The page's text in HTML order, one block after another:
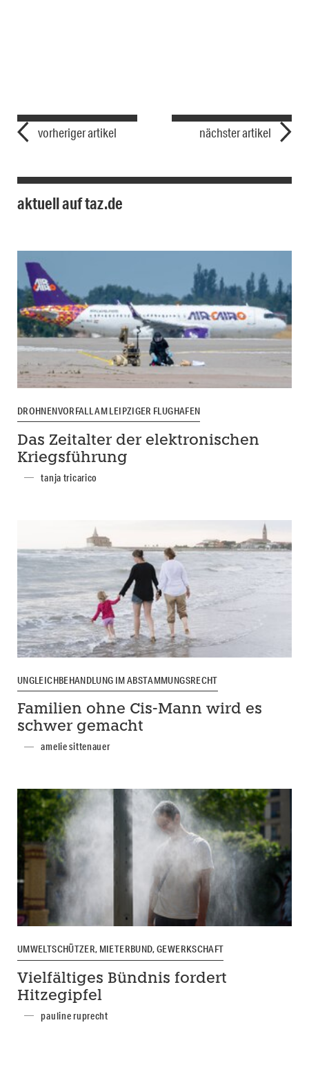
vorheriger artikel nächster artikel
aktuell auf taz.de
DROHNENVORFALL AM LEIPZIGER FLUGHAFEN
Das Zeitalter der elektronischen
Kriegsführung
tanja tricarico
UNGLEICHBEHANDLUNG IM ABSTAMMUNGSRECHT
Familien ohne Cis-Mann wird es
schwer gemacht
amelie sittenauer
UMWELTSCHÜTZER, MIETERBUND, GEWERKSCHAFT
Vielfältiges Bündnis fordert
Hitzegipfel
pauline ruprecht